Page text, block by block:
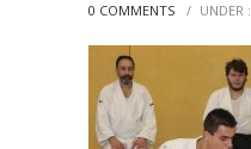
0 COMMENTS
/ UNDER :